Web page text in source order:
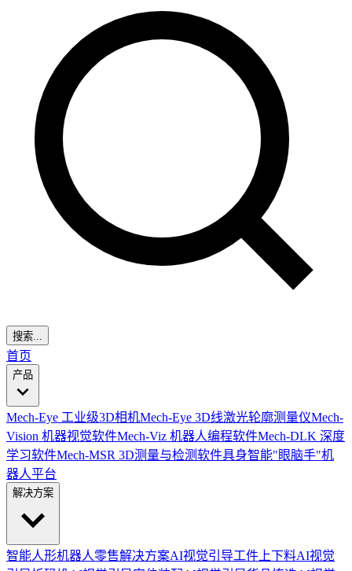
搜索...
首页
产品
Mech-Eye 工业级3D相机Mech-Eye 3D线激光轮廓测量仪Mech-
Vision 机器视觉软件Mech-Viz 机器人编程软件Mech-DLK 深度
学习软件Mech-MSR 3D测量与检测软件具身智能"眼脑手"机
器人平台
解决方案
智能人形机器人零售解决方案AI视觉引导工件上下料AI视觉